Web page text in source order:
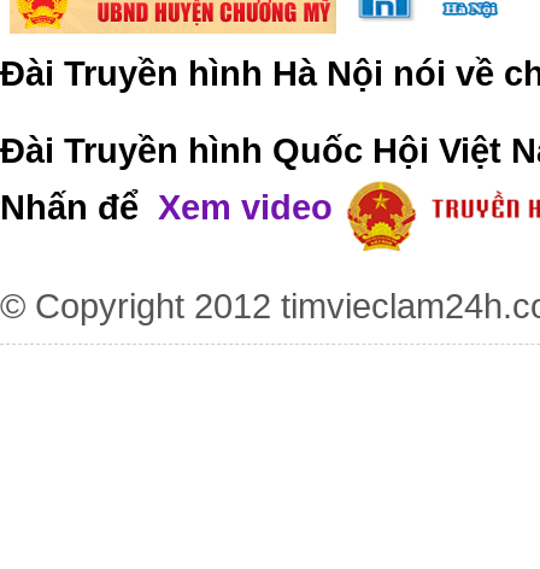
Đài Truyền hình Hà Nội nói về
Đài Truyền hình Quốc Hội Việt
Nhấn để Xem video
© Copyright 2012